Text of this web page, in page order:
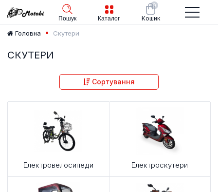
Пошук Каталог
0
Кошик
Головна Скутери
СКУТЕРИ
Сортування
Електровелосипеди Електроскутери